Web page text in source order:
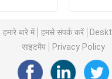
श्रेडर
हमारे बारे में हमसे संपर्क करें
साइटमैप
Privacy Policy